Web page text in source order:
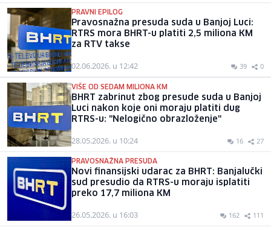
PRAVNI EPILOG
Pravosnažna presuda suda u Banjoj Luci:
RTRS mora BHRT-u platiti 2,5 miliona KM
za RTV takse
02.06.2026. u 12:42 39 0
VIŠE OD SEDAM MILIONA KM
BHRT zabrinut zbog presude suda u Banjoj
Luci nakon koje oni moraju platiti dug
RTRS-u: "Nelogično obrazloženje"
28.05.2026. u 10:24 16 27
PRAVOSNAŽNA PRESUDA
Novi finansijski udarac za BHRT: Banjalučki
sud presudio da RTRS-u moraju isplatiti
preko 17,7 miliona KM
26.05.2026. u 16:03 162 111